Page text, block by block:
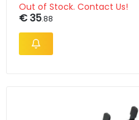
Out of Stock. Contact Us!
€ 35.88